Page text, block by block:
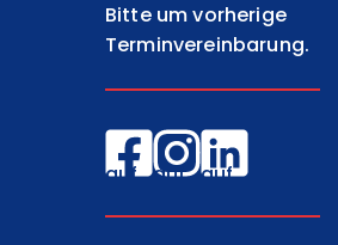
Bitte um vorherige
Terminvereinbarung.
EGW
auf
EGW
auf auf